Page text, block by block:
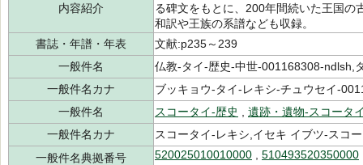
内容紹介
る碑文をもとに、200年間続いた王国の
和訳や王族の系譜なども収録。
書誌・年譜・年表
文献:p235～239
一般件名
仏教-タイ-歴史-中世-001168308-ndlsh,
一般件名カナ
ブッキョウ-タイ-レキシ-チュウセイ-
一般件名
スコータイ-歴史
遺跡・遺物-スコータ
一般件名カナ
スコータイ-レキシ,イセキ イブツ-スコ
一般件名典拠番号
520025010010000 510493520350000